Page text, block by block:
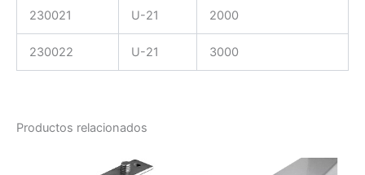
230021 U-21 2000
230022 U-21 3000
Productos relacionados